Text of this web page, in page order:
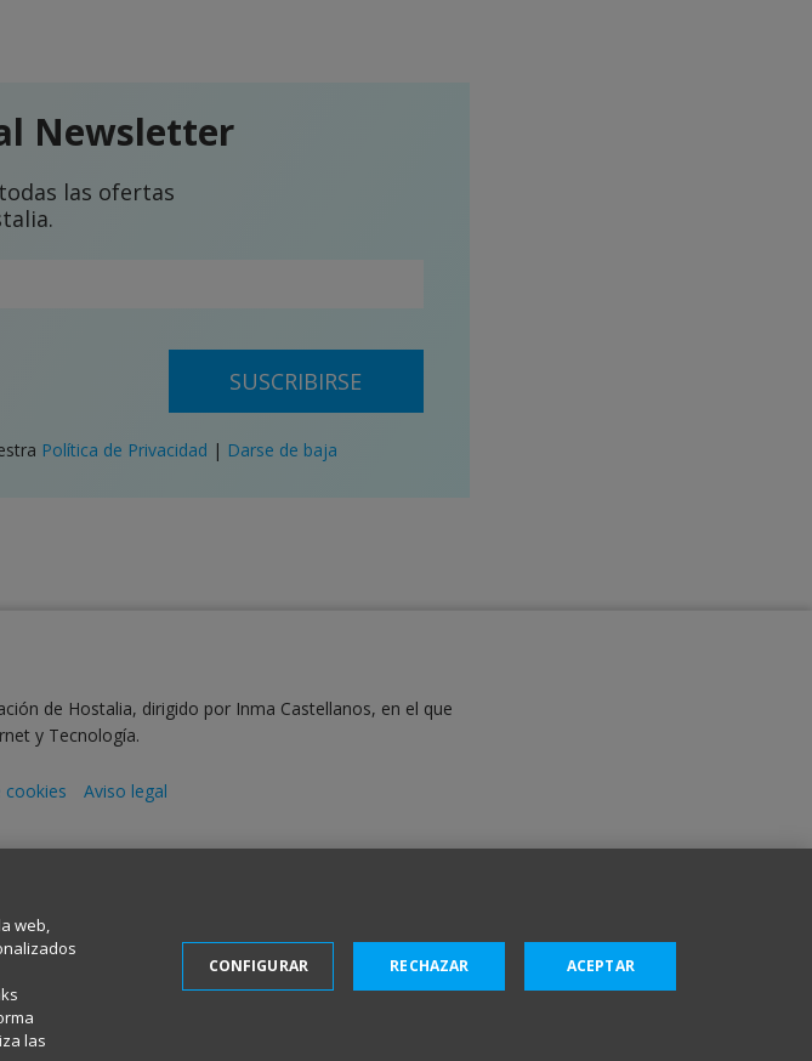
Newsletter
las ofertas
SUSCRIBIRSE
Política de Privacidad | Darse de baja
de Hostalia, dirigido por Inma Castellanos, en el que
y Tecnología.
cookies Aviso legal
web,
las
CONFIGURAR RECHAZAR ACEPTAR